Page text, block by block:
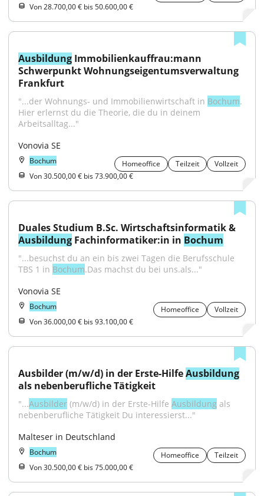
Von 28.700,00 € bis 50.600,00 €
Ausbildung Immobilienkauffrau:mann
Schwerpunkt Wohnungseigentumsverwaltung
Frankfurt
"...der Wohnungs- und Immobilienwirtschaft in Bochum.
Hier erlernst du die Theorie, die du in deinem
Arbeitsalltag..."
Vonovia SE
Bochum Homeoffice Teilzeit
Vollzeit
Von 30.500,00 € bis 73.900,00 €
Ausbildung Fachinformatiker:in in Bochum
"...besuchst du an ein bis zwei Tagen die Berufsschule
TBS 1 in Bochum.Das machst du bei uns.als..."
Vonovia SE
Bochum Homeoffice
Vollzeit
Von 36.000,00 € bis 93.100,00 €
Ausbilder (m/w/d) in der Erste-Hilfe Ausbildung
als nebenberufliche Tätigkeit
"...Ausbilder (m/w/d) in der Erste-Hilfe Ausbildung als
nebenberufliche Tätigkeit Du interessierst..."
Malteser in Deutschland
Bochum Homeoffice
Teilzeit
Von 30.500,00 € bis 75.000,00 €